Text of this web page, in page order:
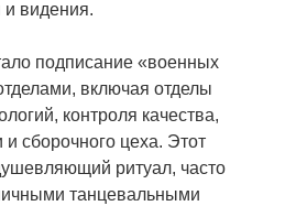
подписание «военных
включая отделы
контроля качества,
сборочного цеха. Этот
ритуал, часто
танцевальными